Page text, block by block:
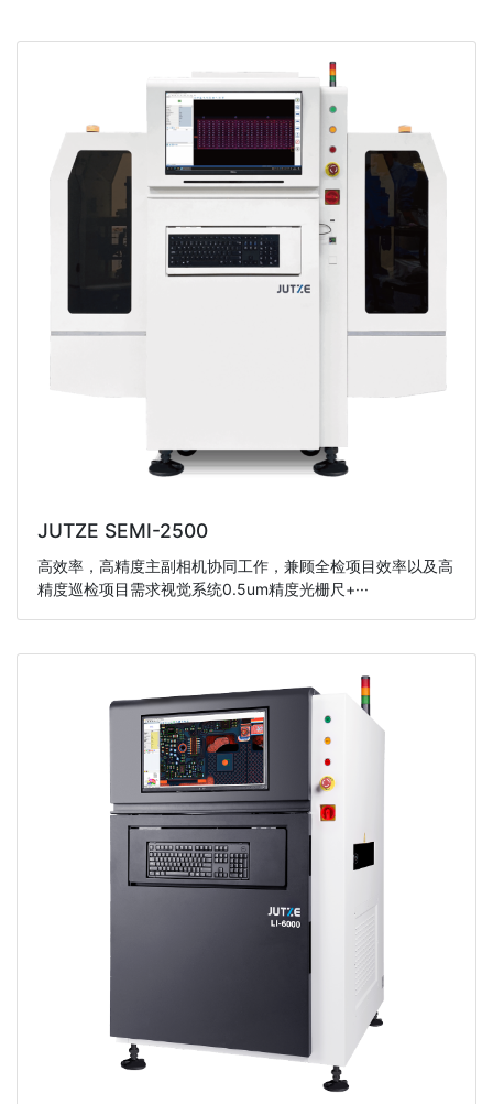
JUTZE SEMI-2500
高效率，高精度主副相机协同工作，兼顾全检项目效率以及高
精度巡检项目需求视觉系统0.5um精度光栅尺+···